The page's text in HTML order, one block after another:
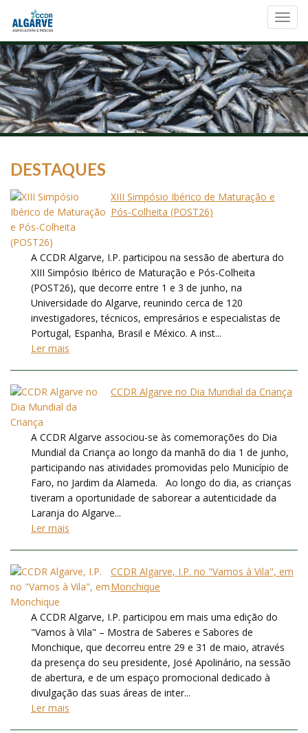
DESTAQUES
XIII Simpósio Ibérico de Maturação e
Pós-Colheita (POST26)
A CCDR Algarve, I.P. participou na sessão de abertura do
XIII Simpósio Ibérico de Maturação e Pós-Colheita
(POST26), que decorre entre 1 e 3 de junho, na
Universidade do Algarve, reunindo cerca de 120
investigadores, técnicos, empresários e especialistas de
Portugal, Espanha, Brasil e México. A inst...
Ler mais
CCDR Algarve no Dia Mundial da Criança
A CCDR Algarve associou-se às comemorações do Dia
Mundial da Criança ao longo da manhã do dia 1 de junho,
participando nas atividades promovidas pelo Município de
Faro, no Jardim da Alameda. Ao longo do dia, as crianças
tiveram a oportunidade de saborear a autenticidade da
Laranja do Algarve...
Ler mais
CCDR Algarve, I.P. no "Vamos à Vila", em
Monchique
A CCDR Algarve, I.P. participou em mais uma edição do
"Vamos à Vila" – Mostra de Saberes e Sabores de
Monchique, que decorreu entre 29 e 31 de maio, através
da presença do seu presidente, José Apolinário, na sessão
de abertura, e de um espaço promocional dedicado à
divulgação das suas áreas de inter...
Ler mais